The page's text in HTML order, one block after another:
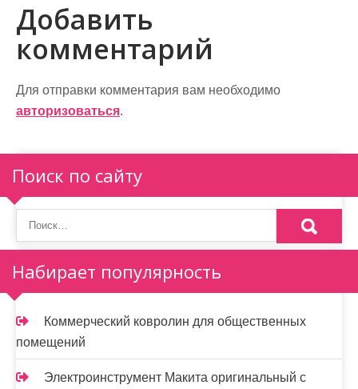
Добавить
комментарий
Для отправки комментария вам необходимо
авторизоваться.
Поиск по сайту
Набирает популярность
Коммерческий ковролин для общественных
помещений
Электроинструмент Макита оригинальный с